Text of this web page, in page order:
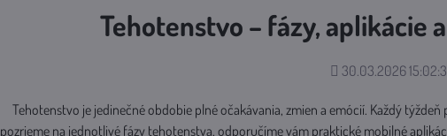
Tehotenstvo – fázy, aplikácie
Pridané
30.03.2026
Tehotenstvo je jedinečné obdobie plné očakávania, zmien a emócií. Každý
pozrieme na jednotlivé fázy tehotenstva, odporučíme vám praktické mobilné